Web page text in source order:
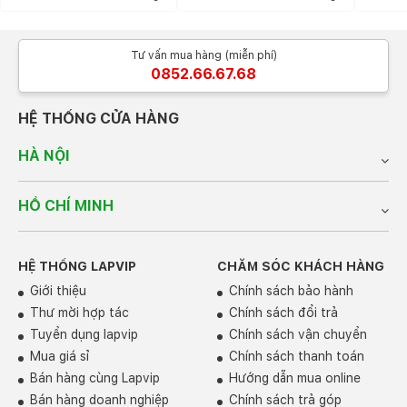
Về khả năng chơi game, chiếc máy tính xách tay chơi
game này được trang bị các tùy chọn Card đồ họa rời
bao gồm: NVIDIA® GeForce RTX™ 4060, NVIDIA®
GeForce RTX™ 4080 và NVIDIA® GeForce RTX™
4090 có tốc độ vượt trội đối với các game thủ và
dụng kiến trúc Ampere thế hệ thứ hai của Nvidia, mang
lại bước nhảy vọt về cả hiệu suất và đồ họa do AI hỗ
trợ.
Tư vấn mua hàng (miễn phí)
0852.66.67.68
HỆ THỐNG CỬA HÀNG
HÀ NỘI
HỒ CHÍ MINH
HỆ THỐNG LAPVIP
Giới thiệu
Thư mời hợp tác
Tuyển dụng lapvip
Mua giá sỉ
Bán hàng cùng Lapvip
Bán hàng doanh nghiệp
CHĂM SÓC KHÁCH HÀNG
Chính sách bảo hành
Chính sách đổi trả
Chính sách vận chuyển
Chính sách thanh toán
Hướng dẫn mua online
Chính sách trả góp